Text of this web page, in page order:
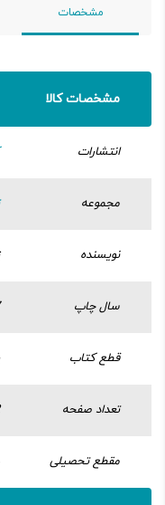
مشخصات
مشخصات کالا
انتشارات
مجموعه
نویسنده
سال چاپ
قطع کتاب
تعداد صفحه
مقطع تحصیلی